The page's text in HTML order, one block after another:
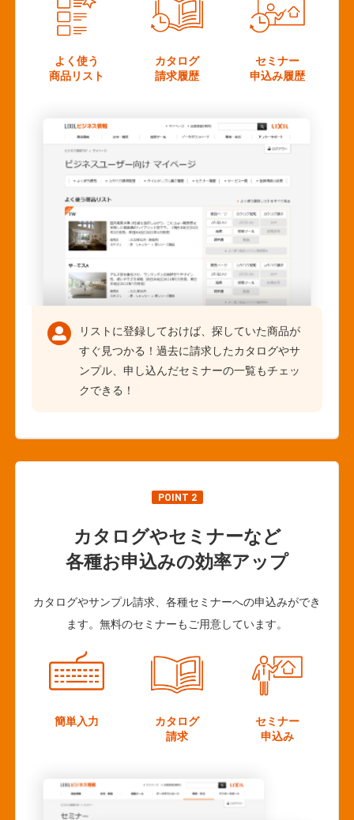
よく使う
商品リスト
カタログ
請求履歴
セミナー
申込み履歴
リストに登録しておけば、探していた商品が
すぐ見つかる！過去に請求したカタログやサ
ンプル、申し込んだセミナーの一覧もチェッ
クできる！
POINT 2
カタログやセミナーなど
各種お申込みの効率アップ
カタログやサンプル請求、各種セミナーへの申込みができ
ます。無料のセミナーもご用意しています。
簡単入力
カタログ
請求
セミナー
申込み